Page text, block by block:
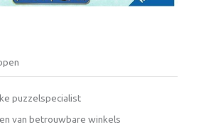
puzzelspecialist
van betrouwbare winkels